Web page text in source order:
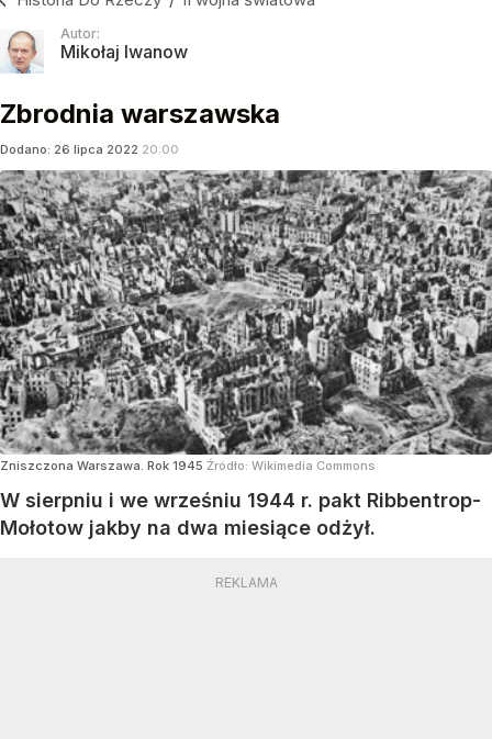
Autor:
Mikołaj Iwanow
Zbrodnia warszawska
Dodano: 26 lipca 2022 20:00
Zniszczona Warszawa. Rok 1945 Źródło: Wikimedia Commons
W sierpniu i we wrześniu 1944 r. pakt Ribbentrop-
Mołotow jakby na dwa miesiące odżył.